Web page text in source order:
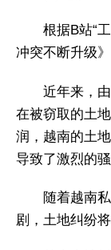
根据B站“
冲突不断升级》
近年来，
在被窃取的土
润，越南的土
导致了激烈的
随着越南
剧，土地纠纷